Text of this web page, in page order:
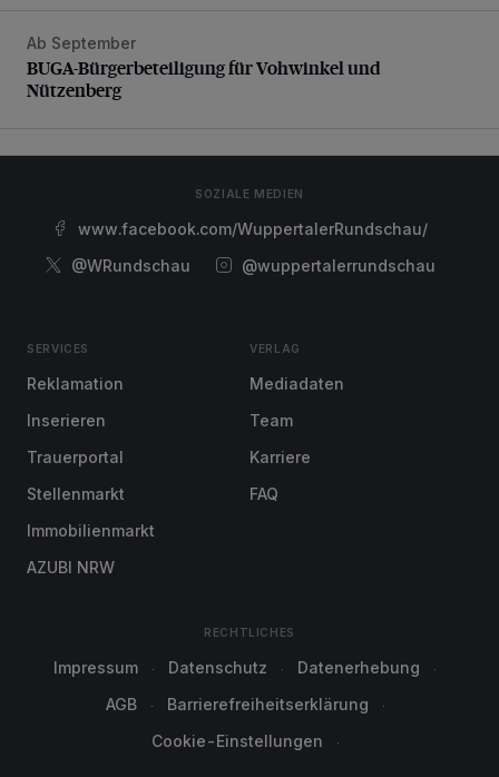
BUGA-Bürgerbeteiligung für Vohwinkel und Nützenberg
Ab September
BUGA-Bürgerbeteiligung für Vohwinkel und
Nützenberg
SOZIALE MEDIEN
www.facebook.com/WuppertalerRundschau/
@WRundschau
@wuppertalerrundschau
SERVICES
Reklamation
Inserieren
Trauerportal
Stellenmarkt
Immobilienmarkt
AZUBI NRW
VERLAG
Mediadaten
Team
Karriere
FAQ
RECHTLICHES
Impressum Datenschutz
Datenerhebung
AGB
Barrierefreiheitserklärung
Cookie-Einstellungen